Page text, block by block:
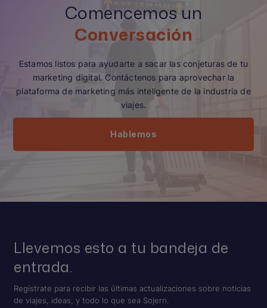
Comencemos un
Conversación
Estamos listos para ayudarte a sacar las conjeturas de tu
marketing digital. Contáctenos para aprovechar la
plataforma de marketing más inteligente de la industria de
viajes.
Hablemos
Llevemos esto a tu bandeja de
entrada.
Regístrate para recibir las últimas actualizaciones sobre noticias
de viajes, ideas, y todo lo que sea Sojern.